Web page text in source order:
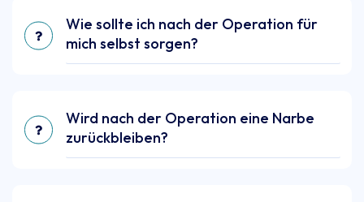
Wie sollte ich nach der Operation für
mich selbst sorgen?
Wird nach der Operation eine Narbe
zurückbleiben?